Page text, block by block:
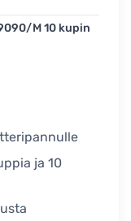
M 10 kupin
ja 10